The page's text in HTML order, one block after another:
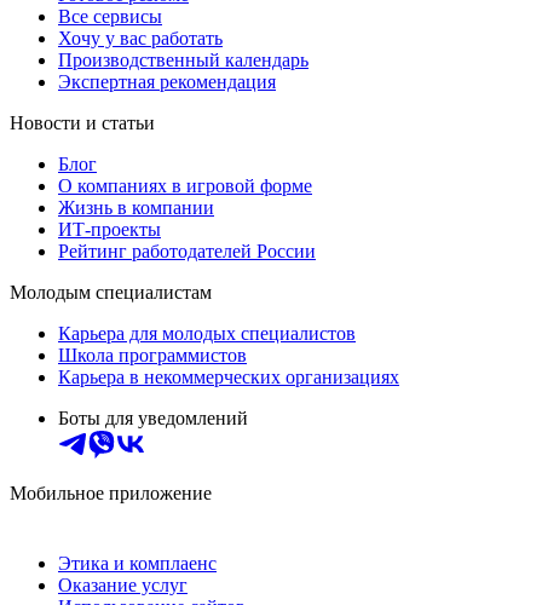
Все сервисы
Хочу у вас работать
Производственный календарь
Экспертная рекомендация
Новости и статьи
Блог
О компаниях в игровой форме
Жизнь в компании
ИТ-проекты
Рейтинг работодателей России
Молодым специалистам
Карьера для молодых специалистов
Школа программистов
Карьера в некоммерческих организациях
Боты для уведомлений
Мобильное приложение
Этика и комплаенс
Оказание услуг